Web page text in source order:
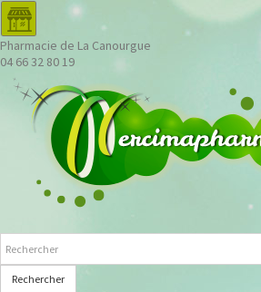
Pharmacie de La Canourgue
04 66 32 80 19
Rechercher